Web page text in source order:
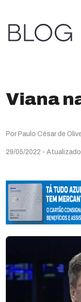
Viana
Por Paulo César de
29/05/2022 - Atualizado